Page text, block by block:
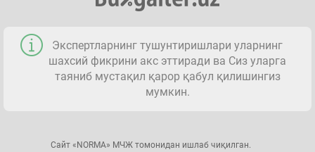
Экспертларнинг тушунтиришлари уларнинг
шахсий фикрини акс эттиради ва Сиз уларга
таяниб мустақил қарор қабул қилишингиз
мумкин.
Сайт «NORMA» МЧЖ томонидан ишлаб чиқилган.